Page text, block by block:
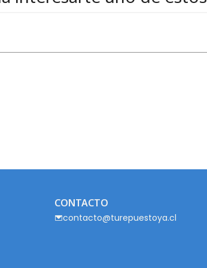
CONTACTO
contacto@turepuestoya.cl